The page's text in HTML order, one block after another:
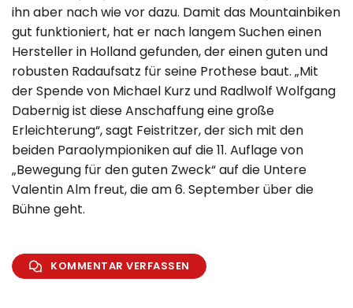
ihn aber nach wie vor dazu. Damit das Mountainbiken
gut funktioniert, hat er nach langem Suchen einen
Hersteller in Holland gefunden, der einen guten und
robusten Radaufsatz für seine Prothese baut. „Mit
der Spende von Michael Kurz und Radlwolf Wolfgang
Dabernig ist diese Anschaffung eine große
Erleichterung“, sagt Feistritzer, der sich mit den
beiden Paraolympioniken auf die 11. Auflage von
„Bewegung für den guten Zweck“ auf die Untere
Valentin Alm freut, die am 6. September über die
Bühne geht.
KOMMENTAR VERFASSEN